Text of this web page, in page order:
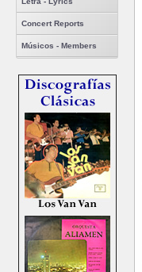
Concert Reports
Músicos - Members